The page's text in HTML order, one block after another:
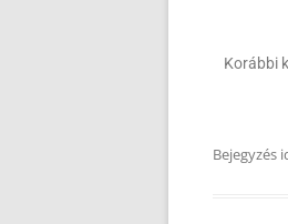
Korábbi
Bejegyzés